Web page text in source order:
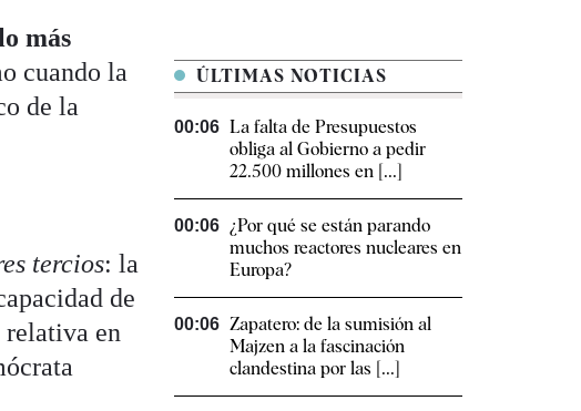
más
cuando la
de la
tercios: la
de
en
ÚLTIMAS NOTICIAS
00:06 La falta de Presupuestos
obliga al Gobierno a pedir
22.500 millones en [...]
00:06 ¿Por qué se están parando
muchos reactores nucleares en
Europa?
00:06 Zapatero: de la sumisión al
Majzen a la fascinación
clandestina por las [...]